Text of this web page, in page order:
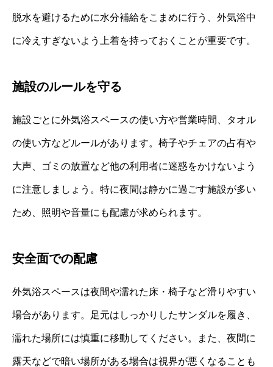
脱水を避けるために水分補給をこまめに行う、外気浴中
に冷えすぎないよう上着を持っておくことが重要です。
施設のルールを守る
施設ごとに外気浴スペースの使い方や営業時間、タオル
の使い方などルールがあります。椅子やチェアの占有や
大声、ゴミの放置など他の利用者に迷惑をかけないよう
に注意しましょう。特に夜間は静かに過ごす施設が多い
ため、照明や音量にも配慮が求められます。
安全面での配慮
外気浴スペースは夜間や濡れた床・椅子など滑りやすい
場合があります。足元はしっかりしたサンダルを履き、
濡れた場所には慎重に移動してください。また、夜間に
露天などで暗い場所がある場合は視界が悪くなることも